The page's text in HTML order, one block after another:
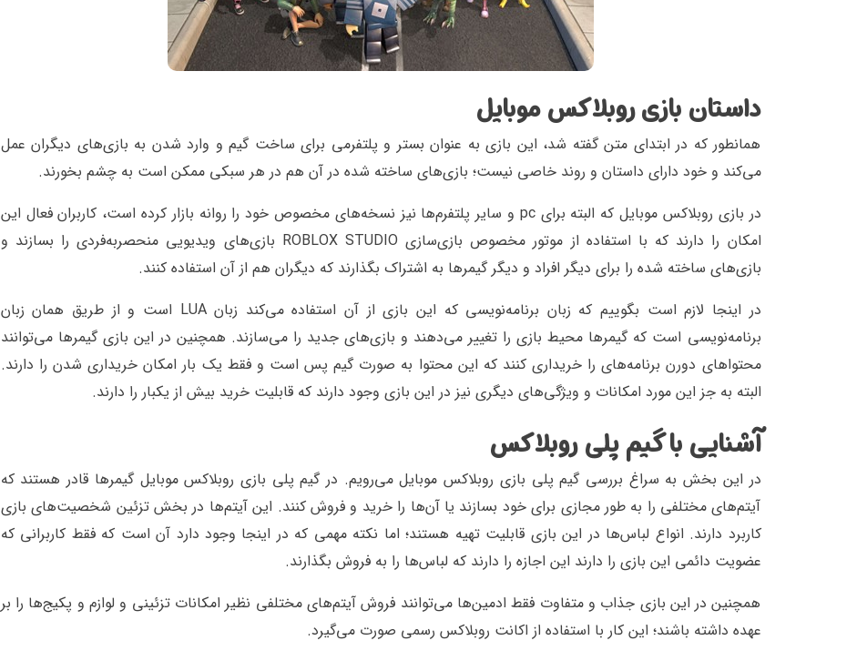
داستان بازی روبلاکس موبایل
همانطور که در ابتدای متن گفته شد، این بازی به عنوان بستر و پلتفرمی برای ساخت گیم و وارد شدن به بازی‌های دیگران عمل
می‌کند و خود دارای داستان و روند خاصی نیست؛ بازی‌های ساخته شده در آن هم در هر سبکی ممکن است به چشم بخورند.
در بازی روبلاکس موبایل که البته برای pc و سایر پلتفرم‌ها نیز نسخه‌های مخصوص خود را روانه بازار کرده است، کاربران فعال این
امکان را دارند که با استفاده از موتور مخصوص بازی‌سازی ROBLOX STUDIO بازی‌های ویدیویی منحصربه‌فردی را بسازند و
بازی‌های ساخته شده را برای دیگر افراد و دیگر گیمرها به اشتراک بگذارند که دیگران هم از آن استفاده کنند.
در اینجا لازم است بگوییم که زبان برنامه‌نویسی که این بازی از آن استفاده می‌کند زبان LUA است و از طریق همان زبان
برنامه‌نویسی است که گیمرها محیط بازی را تغییر می‌دهند و بازی‌های جدید را می‌سازند. همچنین در این بازی گیمرها می‌توانند
محتواهای دورن برنامه‌های را خریداری کنند که این محتوا به صورت گیم پس است و فقط یک بار امکان خریداری شدن را دارند.
البته به جز این مورد امکانات و ویژگی‌های دیگری نیز در این بازی وجود دارند که قابلیت خرید بیش از یکبار را دارند.
آشنایی با گیم پلی روبلاکس
در این بخش به سراغ بررسی گیم پلی بازی روبلاکس موبایل می‌رویم. در گیم پلی بازی روبلاکس موبایل گیمرها قادر هستند که
آیتم‌های مختلفی را به طور مجازی برای خود بسازند یا آن‌ها را خرید و فروش کنند. این آیتم‌ها در بخش تزئین شخصیت‌های بازی
کاربرد دارند. انواع لباس‌ها در این بازی قابلیت تهیه هستند؛ اما نکته مهمی که در اینجا وجود دارد آن است که فقط کاربرانی که
عضویت دائمی این بازی را دارند این اجازه را دارند که لباس‌ها را به فروش بگذارند.
همچنین در این بازی جذاب و متفاوت فقط ادمین‌ها می‌توانند فروش آیتم‌های مختلفی نظیر امکانات تزئینی و لوازم و پکیج‌ها را بر
عهده داشته باشند؛ این کار با استفاده از اکانت روبلاکس رسمی صورت می‌گیرد.